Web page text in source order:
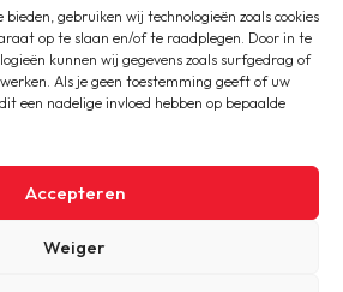
gebruiken wij technologieën zoals cookies
op te slaan en/of te raadplegen. Door in te
kunnen wij gegevens zoals surfgedrag of
Als je geen toestemming geeft of uw
een nadelige invloed hebben op bepaalde
Accepteren
Weiger
AFC